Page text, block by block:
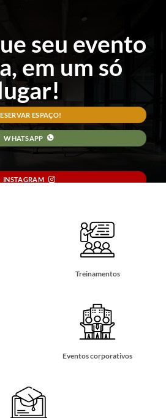
seu evento
em um só
ESPAÇO!
WHATSAPP
INSTAGRAM
Treinamentos
Eventos corporativos